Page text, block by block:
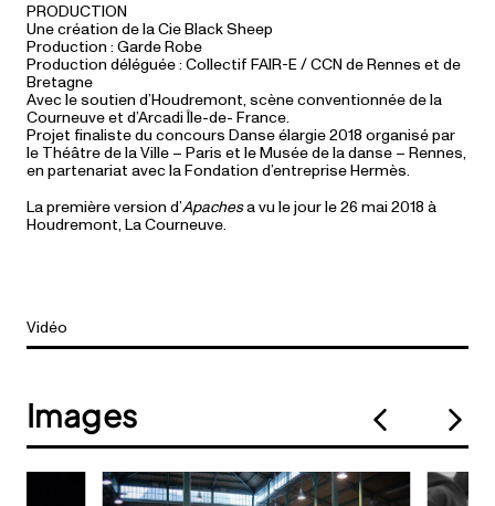
PRODUCTION
Une création de la Cie Black Sheep
Production : Garde Robe
Production déléguée : Collectif FAIR-E / CCN de Rennes et de
Bretagne
Avec le soutien d’Houdremont, scène conventionnée de la
Courneuve et d’Arcadi Île-de- France.
Projet finaliste du concours Danse élargie 2018 organisé par
le Théâtre de la Ville – Paris et le Musée de la danse – Rennes,
en partenariat avec la Fondation d’entreprise Hermès.
La première version d’Apachesa vu le jour le 26 mai 2018 à
Houdremont, La Courneuve.
Vidéo
Images